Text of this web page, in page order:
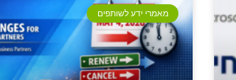
מאמרי ידע לשותפים